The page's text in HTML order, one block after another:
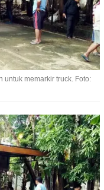
untuk memarkir truck. Foto: